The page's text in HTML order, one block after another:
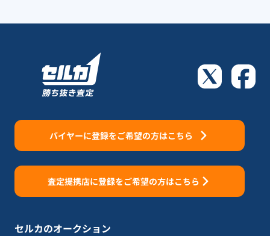
バイヤーに登録をご希望の方はこちら
査定提携店に登録をご希望の方はこちら
セルカのオークション